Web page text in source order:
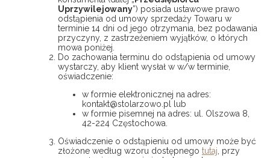
Uprzywilejowany”) posiada ustawowe prawo
odstąpienia od umowy sprzedaży Towaru w
terminie 14 dni od jego otrzymania, bez podawania
przyczyny, z zastrzeżeniem wyjątków, o których
mowa poniżej.
Do zachowania terminu do odstąpienia od umowy
wystarczy, aby klient wysłał w w/w terminie,
oświadczenie:
w formie elektronicznej na adres:
kontakt@stolarzowo.pl lub
w formie pisemnej na adres: ul. Olszowa 8,
42-224 Częstochowa.
Oświadczenie o odstąpieniu od umowy może być
złożone według wzoru dostępnego tutaj , przy